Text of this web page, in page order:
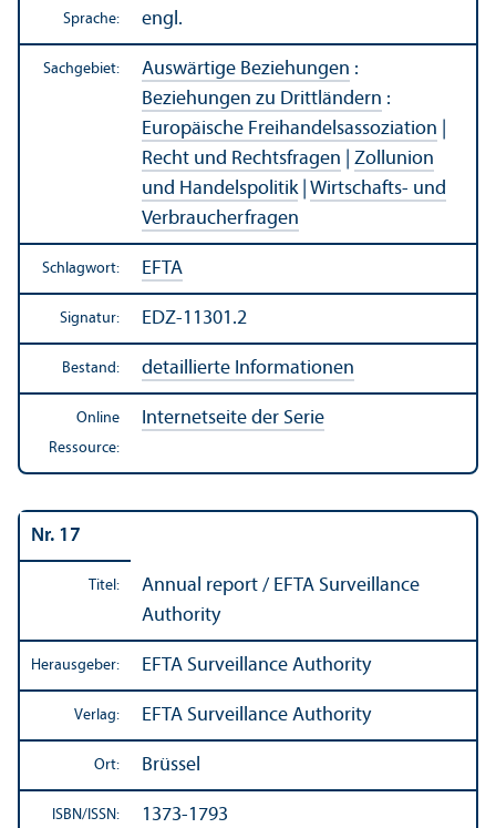
Sprache: engl.
Sachgebiet: Auswärtige Beziehungen :
Beziehungen zu Drittländern :
Europäische Freihandels­assoziation
Recht und Rechts­fragen
Zollunion
und Handels­politik| Wirtschafts- und
Verbraucherfragen
Schlagwort: EFTA
Signatur: EDZ-11301.2
Bestand: detaillierte Informationen
Online
Ressource:
Internetseite der Serie
Nr. 17
Titel:
Annual report / EFTA Surveillance
Authority
Herausgeber: EFTA Surveillance Authority
Verlag: EFTA Surveillance Authority
Ort: Brüssel
ISBN/ISSN: 1373-1793